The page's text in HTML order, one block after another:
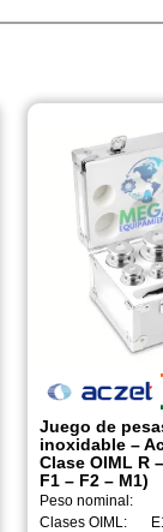
Juego de
inoxidable –
Clase OIML R
F1 – F2 – M1)
Peso nominal:
Clases OIML: